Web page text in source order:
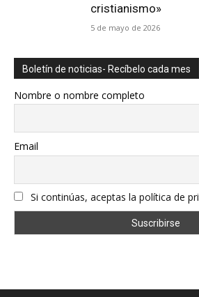
cristianismo»
5 de mayo de 2026
Boletín de noticias- Recíbelo cada mes
Nombre o nombre completo
Email
Si continúas, aceptas la política de